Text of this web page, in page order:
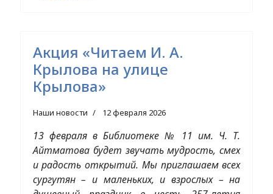
Акция «Читаем И. А.
Крылова на улице
Крылова»
Наши новости 12 февраля 2026
13 февраля в Библиотеке № 11 им. Ч. Т.
Айтматова будет звучать мудрость, смех
и радость открытий. Мы приглашаем всех
сургутян – и маленьких, и взрослых – на